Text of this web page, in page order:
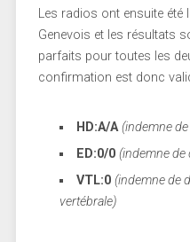
Les radios ont ensuite été
Genevois et les résultats
parfaits pour toutes les
confirmation est donc
HD:A/A (indemne
ED:0/0 (indemne de
VTL:0 (indemne de
vertébrale)